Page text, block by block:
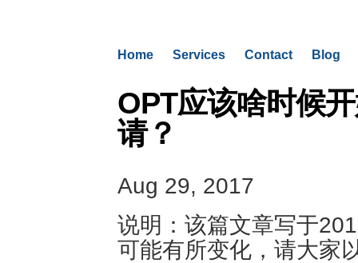
Home Services Contact Blog
OPT应该啥时候
请？
Aug 29, 2017
说明：该篇文章写于
可能有所变化，请大家